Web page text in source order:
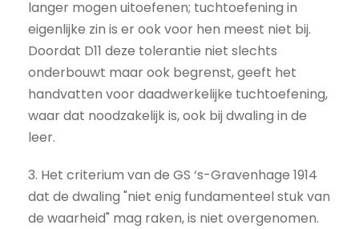
langer mogen uitoefenen; tuchtoefening in
eigenlijke zin is er ook voor hen meest niet bij.
Doordat D11 deze tolerantie niet slechts
onderbouwt maar ook begrenst, geeft het
handvatten voor daadwerkelijke tuchtoefening,
waar dat noodzakelijk is, ook bij dwaling in de
leer.
3. Het criterium van de GS ‘s-Gravenhage 1914
dat de dwaling "niet enig fundamenteel stuk van
de waarheid" mag raken, is niet overgenomen.